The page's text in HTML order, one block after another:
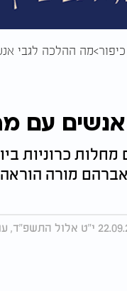
מה ההלכה לגבי
עם
כרוניות
מורה
התשפ"ד, עודכן 14:40 30.09.24